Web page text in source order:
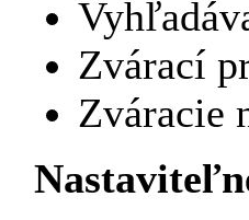
Zvárací
Zváracie